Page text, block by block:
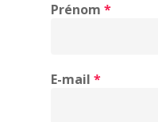
Prénom *
E-mail *